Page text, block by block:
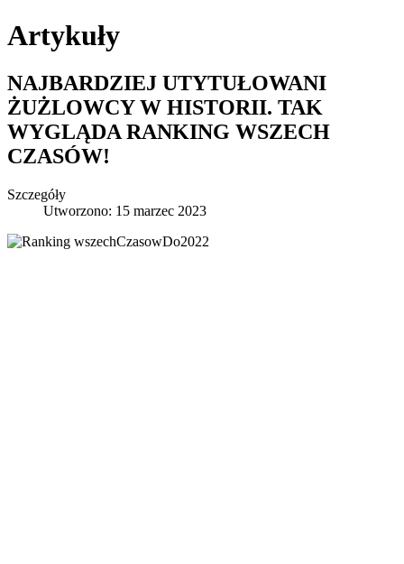
Artykuły
NAJBARDZIEJ UTYTUŁOWANI
ŻUŻLOWCY W HISTORII. TAK
WYGLĄDA RANKING WSZECH
CZASÓW!
Szczegóły
Utworzono: 15 marzec 2023